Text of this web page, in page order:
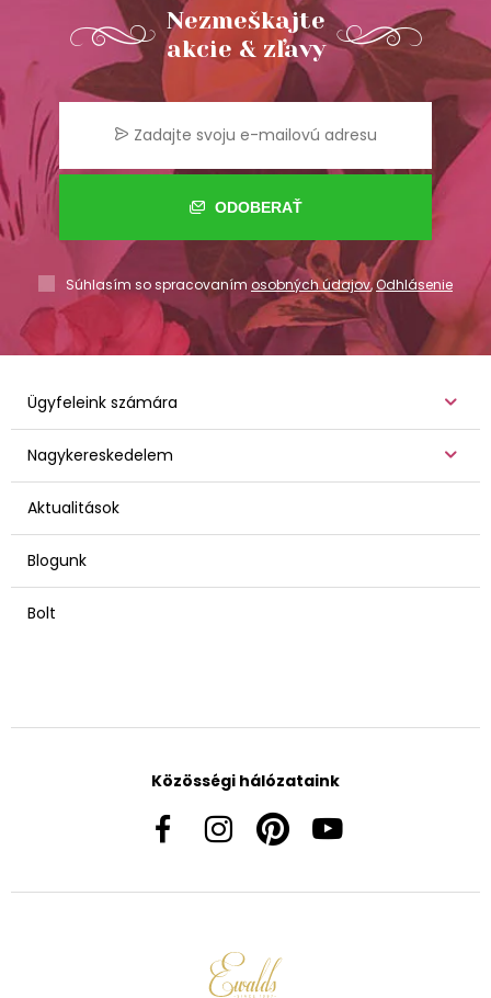
Nezmeškajte
akcie & zľavy
ODOBERAŤ
Súhlasím so spracovaním osobných údajov,Odhlásenie
Ügyfeleink számára
Nagykereskedelem
Aktualitások
Blogunk
Bolt
Közösségi hálózataink